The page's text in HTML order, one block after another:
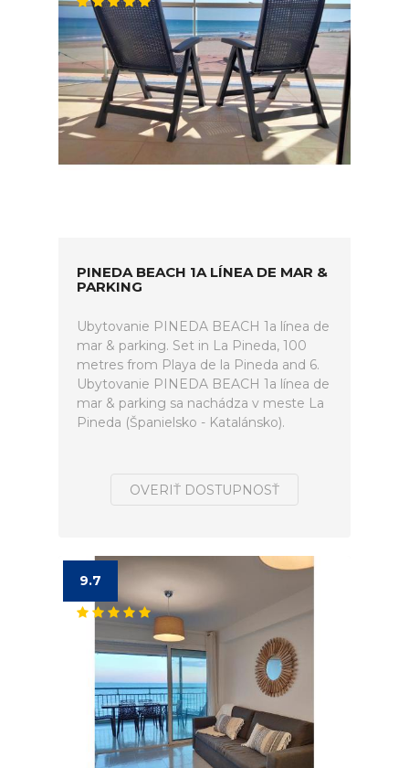
PINEDA BEACH 1A LÍNEA DE MAR &
PARKING
Ubytovanie PINEDA BEACH 1a línea de
mar & parking. Set in La Pineda, 100
metres from Playa de la Pineda and 6.
Ubytovanie PINEDA BEACH 1a línea de
mar & parking sa nachádza v meste La
Pineda (Španielsko - Katalánsko).
OVERIŤ DOSTUPNOSŤ
9.7